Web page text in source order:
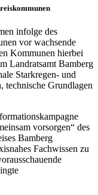
infolge des
vor wachsende
Kommunen hierbei
Landratsamt Bamberg
Starkregen- und
technische Grundlagen
vorsorgen“ des
Bamberg
Fachwissen zu